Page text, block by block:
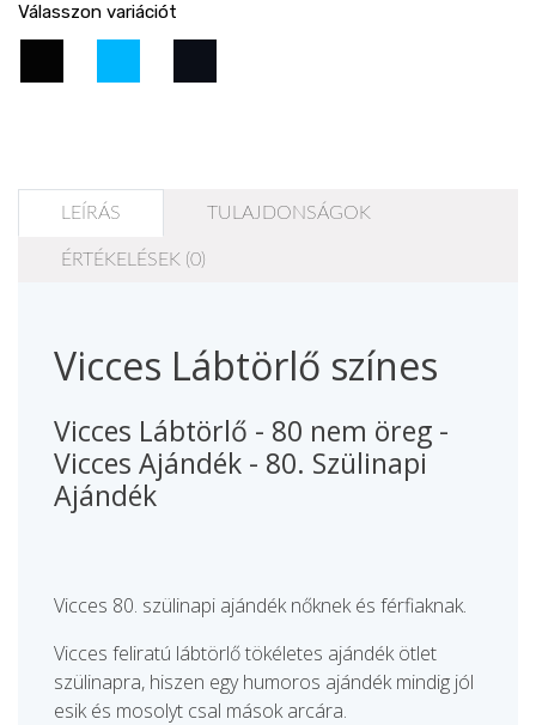
Válasszon variációt
LEÍRÁS TULAJDONSÁGOK
ÉRTÉKELÉSEK (0)
Vicces Lábtörlő színes
Vicces Lábtörlő - 80 nem öreg -
Vicces Ajándék - 80. Szülinapi
Ajándék
Vicces 80. szülinapi ajándék nőknek és férfiaknak.
Vicces feliratú lábtörlő tökéletes ajándék ötlet
szülinapra, hiszen egy humoros ajándék mindig jól
esik és mosolyt csal mások arcára.